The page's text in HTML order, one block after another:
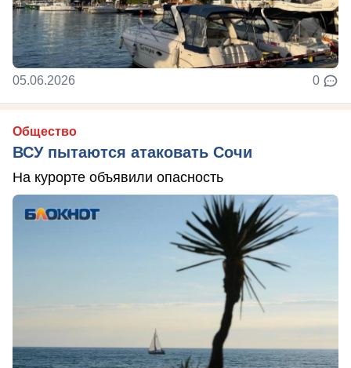
05.06.2026 0
Общество
ВСУ пытаются атаковать Сочи
На курорте объявили опасность